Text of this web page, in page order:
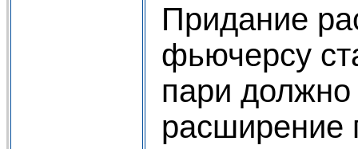
Придание
фьючерсу
пари должно
расширение